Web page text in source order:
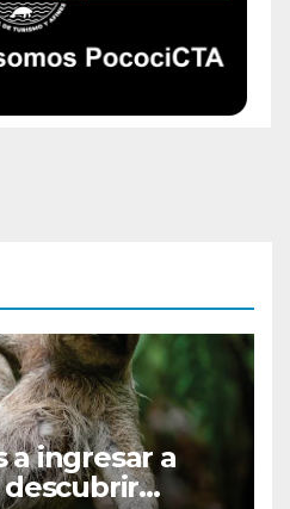
a ingresar a
descubrir